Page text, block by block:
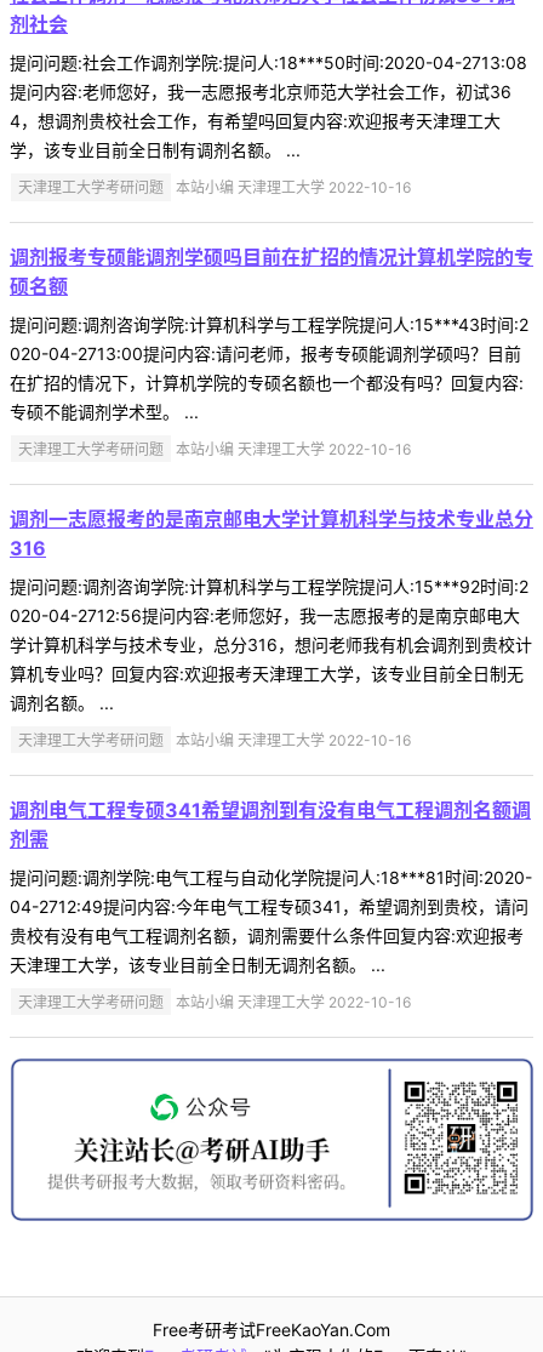
剂社会
提问问题:社会工作调剂学院:提问人:18***50时间:2020-04-2713:08
提问内容:老师您好，我一志愿报考北京师范大学社会工作，初试36
4，想调剂贵校社会工作，有希望吗回复内容:欢迎报考天津理工大
学，该专业目前全日制有调剂名额。 ...
天津理工大学考研问题 本站小编 天津理工大学 2022-10-16
调剂报考专硕能调剂学硕吗目前在扩招的情况计算机学院的专
硕名额
提问问题:调剂咨询学院:计算机科学与工程学院提问人:15***43时间:2
020-04-2713:00提问内容:请问老师，报考专硕能调剂学硕吗？目前
在扩招的情况下，计算机学院的专硕名额也一个都没有吗？回复内容:
专硕不能调剂学术型。 ...
天津理工大学考研问题 本站小编 天津理工大学 2022-10-16
调剂一志愿报考的是南京邮电大学计算机科学与技术专业总分
316
提问问题:调剂咨询学院:计算机科学与工程学院提问人:15***92时间:2
020-04-2712:56提问内容:老师您好，我一志愿报考的是南京邮电大
学计算机科学与技术专业，总分316，想问老师我有机会调剂到贵校计
算机专业吗？回复内容:欢迎报考天津理工大学，该专业目前全日制无
调剂名额。 ...
天津理工大学考研问题 本站小编 天津理工大学 2022-10-16
调剂电气工程专硕341希望调剂到有没有电气工程调剂名额调
剂需
提问问题:调剂学院:电气工程与自动化学院提问人:18***81时间:2020-
04-2712:49提问内容:今年电气工程专硕341，希望调剂到贵校，请问
贵校有没有电气工程调剂名额，调剂需要什么条件回复内容:欢迎报考
天津理工大学，该专业目前全日制无调剂名额。 ...
天津理工大学考研问题 本站小编 天津理工大学 2022-10-16
Free考研考试FreeKaoYan.Com